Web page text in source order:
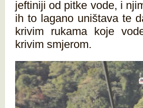
jeftiniji od pitke vode, i
ih to lagano uništava te
krivim rukama koje
krivim smjerom.